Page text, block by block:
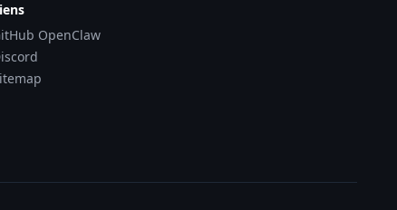
OpenClaw